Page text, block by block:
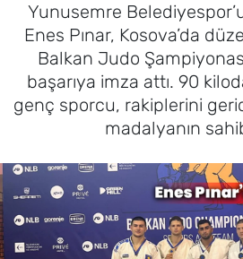
Yunusemre
Enes Pınar, Kosova’da
Balkan Judo
başarıya imza attı. 90
genç sporcu, rakiplerini
madalyanın
EĞİTİM
SAĞLIK
MAGAZİN
Tüm Manşetler
Son Dakika Haberleri
Haber Arşivi